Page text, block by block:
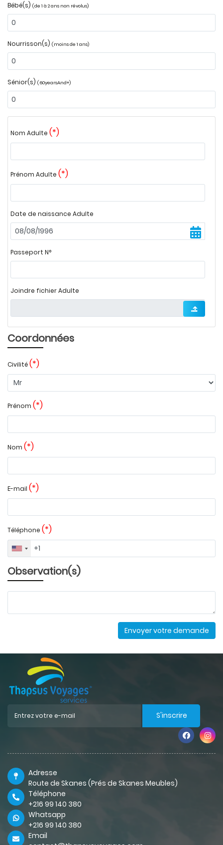
Bébé(s) (de 1 à 2 ans non révolus)
Nourrisson(s) (moins de 1 ans)
Sénior(s) (60yearsAnd+)
Nom Adulte (*)
Prénom Adulte (*)
Date de naissance Adulte
Passeport N°
Joindre fichier Adulte
Coordonnées
Civilité(*)
Prénom (*)
Nom (*)
E-mail (*)
Téléphone (*)
Observation(s)
Envoyer votre demande
S'inscrire
Adresse
Route de Skanes (Prés de Skanes Meubles)
Téléphone
+216 99 140 380
Whatsapp
+216 99 140 380
Email